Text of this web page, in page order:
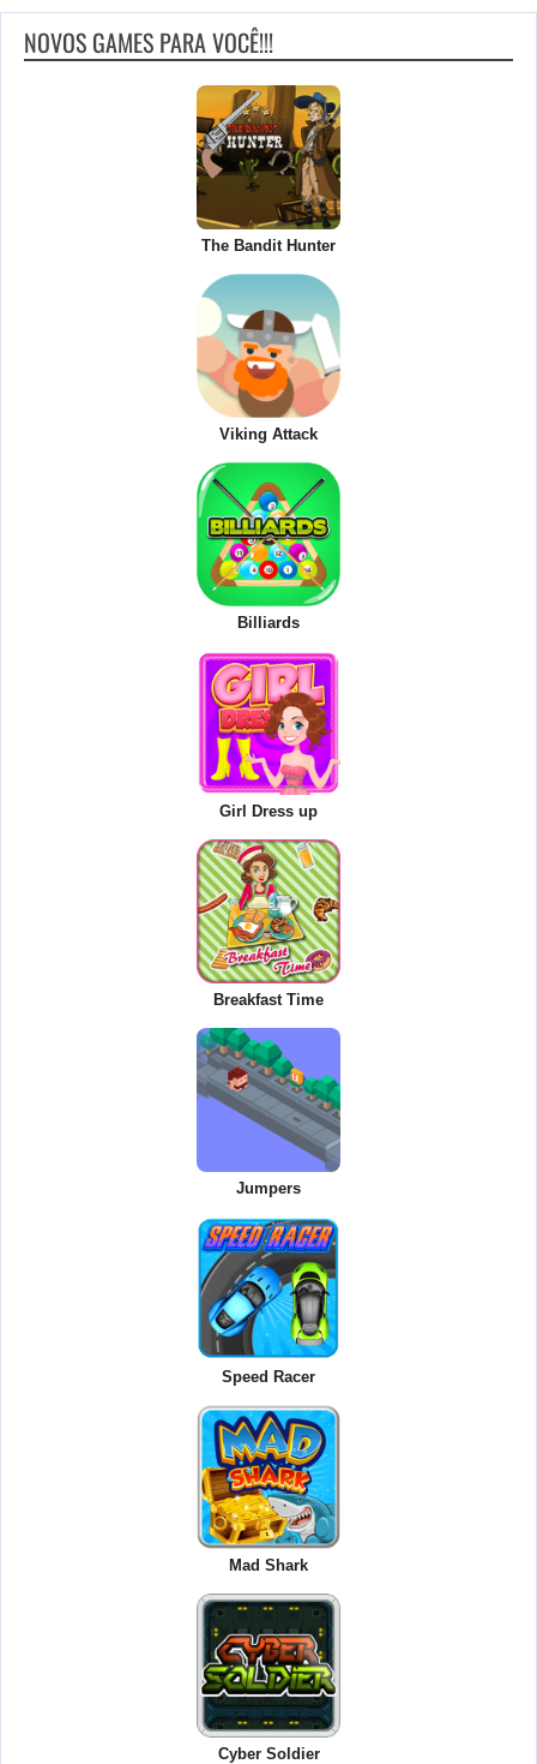
NOVOS GAMES PARA VOCÊ!!!
The Bandit Hunter
Viking Attack
Billiards
Girl Dress up
Breakfast Time
Jumpers
Speed Racer
Mad Shark
Cyber Soldier